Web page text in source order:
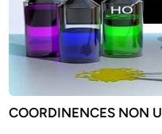
COORDINENCES NON